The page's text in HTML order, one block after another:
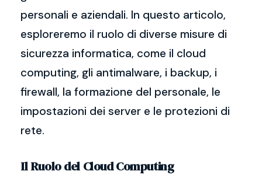
personali e aziendali. In questo articolo,
esploreremo il ruolo di diverse misure di
sicurezza informatica, come il cloud
computing, gli antimalware, i backup, i
firewall, la formazione del personale, le
impostazioni dei server e le protezioni di
rete.
Il Ruolo del Cloud Computing